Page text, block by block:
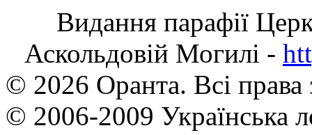
Видання парафії
Аскольдовій Могилі -
© 2026 Оранта. Всі
© 2006-2009 Українська